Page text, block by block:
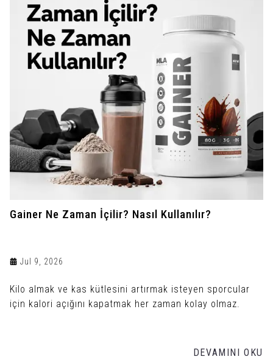
Gainer Ne Zaman İçilir? Nasıl Kullanılır?
Jul 9, 2026
Kilo almak ve kas kütlesini artırmak isteyen sporcular
için kalori açığını kapatmak her zaman kolay olmaz.
DEVAMINI OKU